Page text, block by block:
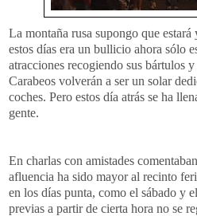
La montaña rusa supongo que
estos días era un bullicio ahora sólo
atracciones recogiendo sus bártulos
Carabeos volverán a ser un solar
coches. Pero estos día atrás se ha
gente.
En charlas con amistades
afluencia ha sido mayor al recinto
en los días punta, como el sábado y
previas a partir de cierta hora no se